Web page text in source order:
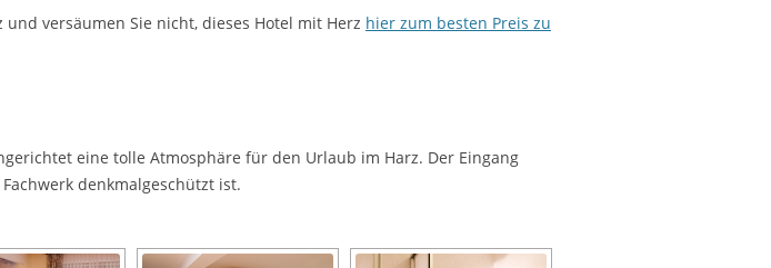
versäumen Sie nicht, dieses Hotel mit Herz hier zum besten Preis zu
eine tolle Atmosphäre für den Urlaub im Harz. Der Eingang
denkmalgeschützt ist.